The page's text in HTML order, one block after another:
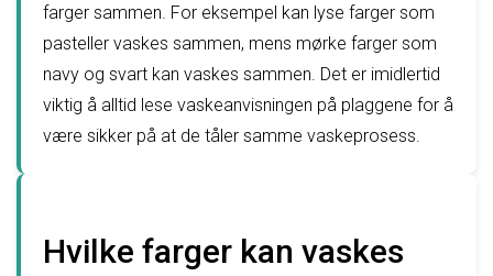
farger sammen. For eksempel kan lyse farger som
pasteller vaskes sammen, mens mørke farger som
navy og svart kan vaskes sammen. Det er imidlertid
viktig å alltid lese vaskeanvisningen på plaggene for å
være sikker på at de tåler samme vaskeprosess.
Hvilke farger kan vaskes